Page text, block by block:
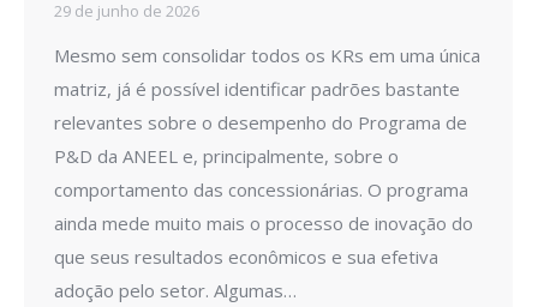
29 de junho de 2026
Mesmo sem consolidar todos os KRs em uma única
matriz, já é possível identificar padrões bastante
relevantes sobre o desempenho do Programa de
P&D da ANEEL e, principalmente, sobre o
comportamento das concessionárias. O programa
ainda mede muito mais o processo de inovação do
que seus resultados econômicos e sua efetiva
adoção pelo setor. Algumas…